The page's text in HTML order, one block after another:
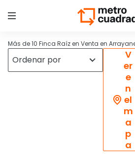
Más de 10 Finca Raíz en Venta en
V
er
e
n
el
m
a
p
a